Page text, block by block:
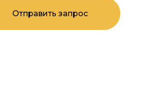
Отправить запрос